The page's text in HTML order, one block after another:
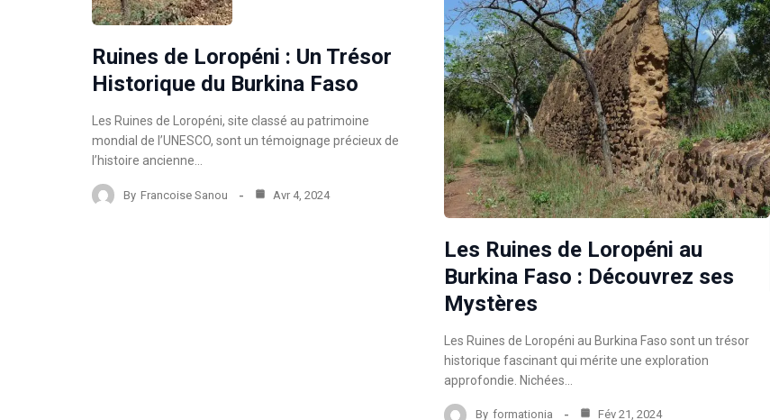
Ruines de Loropéni : Un Trésor
Historique du Burkina Faso
Les Ruines de Loropéni, site classé au patrimoine
mondial de l’UNESCO, sont un témoignage précieux de
l’histoire ancienne…
By Francoise Sanou Avr 4, 2024
Les Ruines de Loropéni au
Burkina Faso : Découvrez ses
Mystères
Les Ruines de Loropéni au Burkina Faso sont un trésor
historique fascinant qui mérite une exploration
approfondie. Nichées…
By formationia Fév 21, 2024